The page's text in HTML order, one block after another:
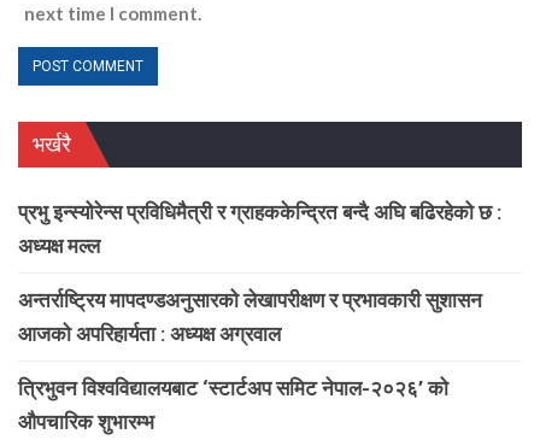
next time I comment.
भर्खरै
प्रभु इन्स्योरेन्स प्रविधिमैत्री र ग्राहककेन्द्रित बन्दै अघि बढिरहेको छ :
अध्यक्ष मल्ल
अन्तर्राष्ट्रिय मापदण्डअनुसारको लेखापरीक्षण र प्रभावकारी सुशासन
आजको अपरिहार्यता : अध्यक्ष अग्रवाल
त्रिभुवन विश्वविद्यालयबाट ‘स्टार्टअप समिट नेपाल-२०२६’ को
औपचारिक शुभारम्भ